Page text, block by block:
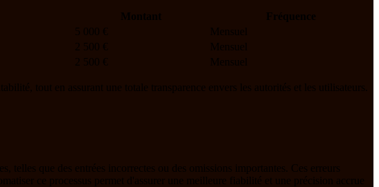
Montant
Fréquence
5 000 €
Mensuel
2 500 €
Mensuel
2 500 € Mensuel
tout en assurant une totale transparence envers les autorités et les utilisateurs.
telles que des entrées incorrectes ou des omissions importantes. Ces erreurs
ce processus permet d'assurer une meilleure fiabilité et une précision accrue